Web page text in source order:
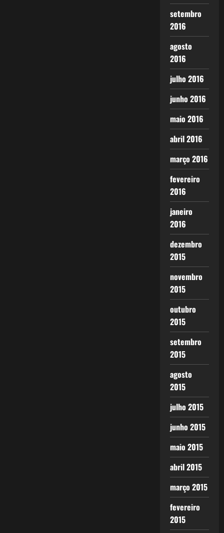
setembro
2016
agosto
2016
julho 2016
junho 2016
maio 2016
abril 2016
março 2016
fevereiro
2016
janeiro
2016
dezembro
2015
novembro
2015
outubro
2015
setembro
2015
agosto
2015
julho 2015
junho 2015
maio 2015
abril 2015
março 2015
fevereiro
2015